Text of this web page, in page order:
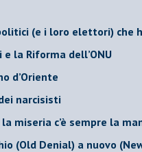
(e i loro elettori) che
la Riforma dell’ONU
d’Oriente
narcisisti
miseria c’è sempre la
(Old Denial) a nuovo